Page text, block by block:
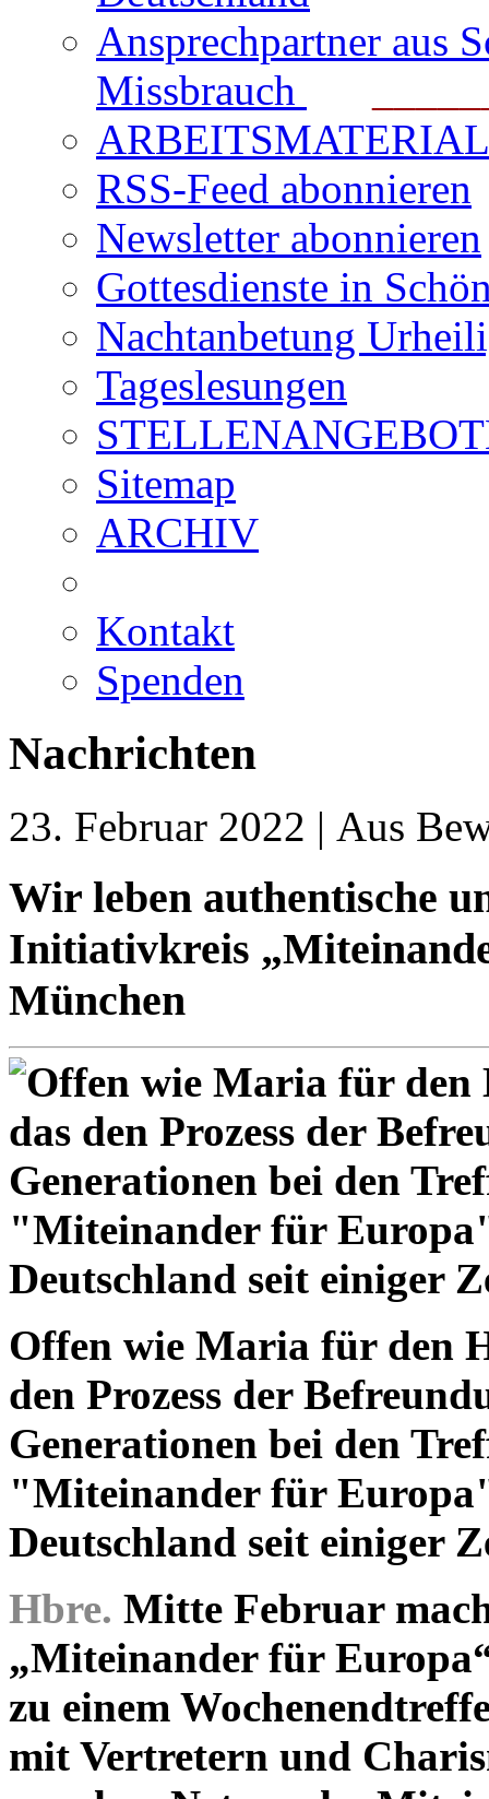
Ansprechpartner aus
Missbrauch
ARBEITSMATERIAL
RSS-Feed abonnieren
Newsletter abonnieren
Gottesdienste in
Nachtanbetung
Tageslesungen
Sitemap
ARCHIV
Kontakt
Spenden
Nachrichten
23. Februar 2022 | Aus
Wir leben authentische
Initiativkreis
München
Offen wie Maria für den
den Prozess der
Generationen bei den
"Miteinander für
Deutschland seit einiger
Hbre. Mitte Februar
„Miteinander für
zu einem
mit Vertretern und